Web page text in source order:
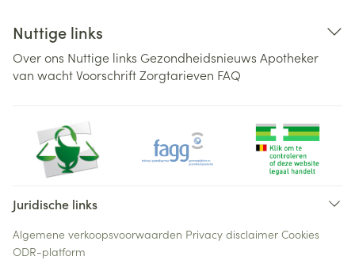
Nuttige links
Over ons Nuttige links Gezondheidsnieuws Apotheker
van wachtVoorschriftZorgtarieven FAQ
Juridische links
Algemene verkoopsvoorwaarden Privacy disclaimer Cookies
ODR-platform